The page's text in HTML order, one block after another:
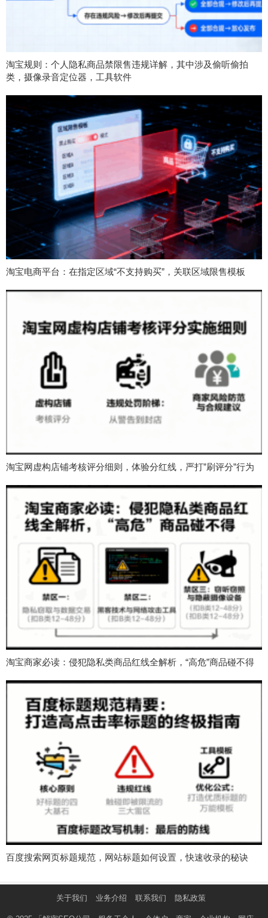
淘宝规则：个人隐私商品禁限售违规详解，其中涉及偷听偷拍
类，摄像录音定位器，工具软件
淘宝电商平台：在指定区域“不支持购买”，关联区域限售模板
淘宝网虚构店铺考核评分细则，体验分红线，严打”刷评分”行为
淘宝商家必读：侵犯隐私类商品红线全解析，“高危”商品碰不得
百度搜索网页标题规范，网站标题如何设置，快速收录的秘诀
关于我们 业务介绍 联系我们 隐私政策